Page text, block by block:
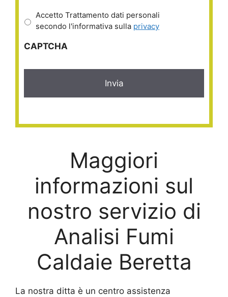
Accetto Trattamento dati personali
secondo l'informativa sulla privacy
CAPTCHA
Maggiori
informazioni sul
nostro servizio di
Analisi Fumi
Caldaie Beretta
La nostra ditta è un centro assistenza